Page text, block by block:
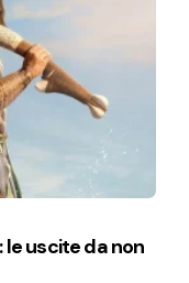
uscite da non